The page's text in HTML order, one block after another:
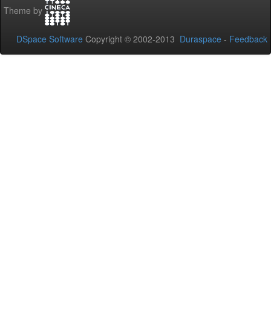
Theme by
DSpace Software Copyright © 2002-2013 Duraspace - Feedback